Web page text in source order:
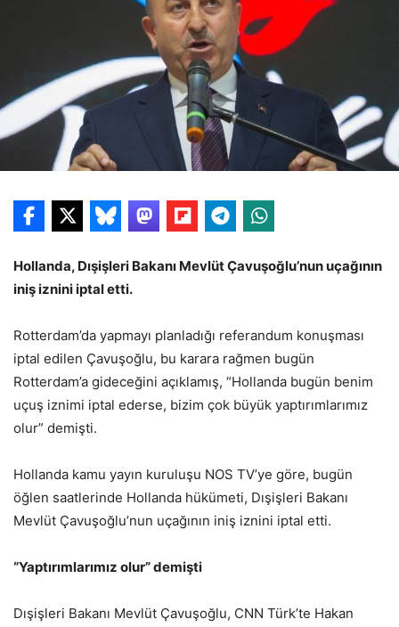
Hollanda, Dışişleri Bakanı Mevlüt Çavuşoğlu’nun uçağının
iniş iznini iptal etti.
Rotterdam’da yapmayı planladığı referandum konuşması
iptal edilen Çavuşoğlu, bu karara rağmen bugün
Rotterdam’a gideceğini açıklamış, “Hollanda bugün benim
uçuş iznimi iptal ederse, bizim çok büyük yaptırımlarımız
olur” demişti.
Hollanda kamu yayın kuruluşu NOS TV’ye göre, bugün
öğlen saatlerinde Hollanda hükümeti, Dışişleri Bakanı
Mevlüt Çavuşoğlu’nun uçağının iniş iznini iptal etti.
“Yaptırımlarımız olur” demişti
Dışişleri Bakanı Mevlüt Çavuşoğlu, CNN Türk’te Hakan